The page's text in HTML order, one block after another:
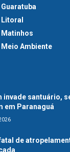
Guaratuba
Litoral
Matinhos
Meio Ambiente
invade santuário,
em Paranaguá
de